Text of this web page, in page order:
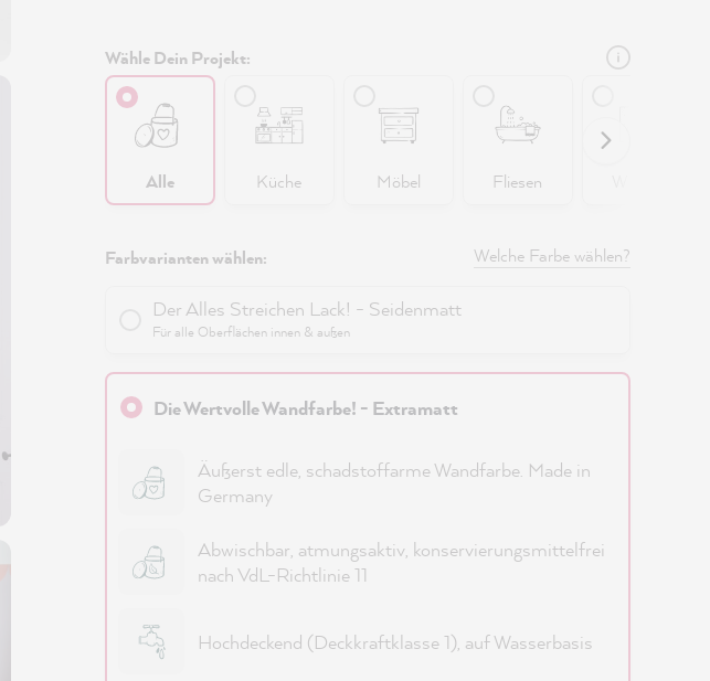
Wähle Dein Projekt:
Alle Küche Möbel Fliesen
Farbvarianten wählen: Welche Farbe wählen?
Der Alles Streichen Lack! - Seidenmatt
Für alle Oberflächen innen & außen
Die Wertvolle Wandfarbe! - Extramatt
Äußerst edle, schadstoffarme Wandfarbe. Made in
Germany
Abwischbar, atmungsaktiv, konservierungsmittelfrei
nach VdL-Richtlinie 11
Hochdeckend (Deckkraftklasse 1), auf Wasserbasis